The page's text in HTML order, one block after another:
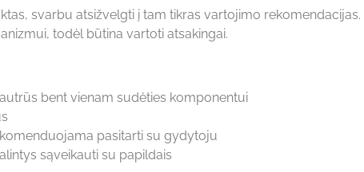
svarbu atsižvelgti į tam tikras vartojimo rekomendacijas.
todėl būtina vartoti atsakingai.
bent vienam sudėties komponentui
pasitarti su gydytoju
sąveikauti su papildais